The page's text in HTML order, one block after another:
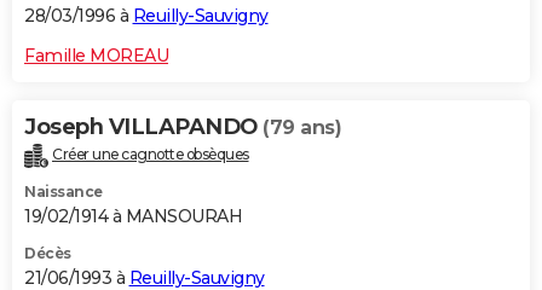
28/03/1996 à Reuilly-Sauvigny
Famille MOREAU
Joseph VILLAPANDO (79 ans)
Créer une cagnotte obsèques
Naissance
19/02/1914 à MANSOURAH
Décès
21/06/1993 à Reuilly-Sauvigny